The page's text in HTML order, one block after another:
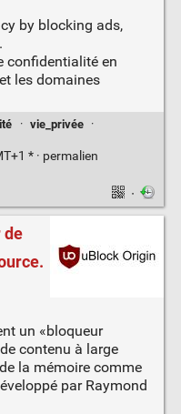
by blocking ads,
confidentialité en
les domaines
· vie_privée
·
* · permalien
·
de
un «bloqueur
contenu à large
la mémoire comme
par Raymond